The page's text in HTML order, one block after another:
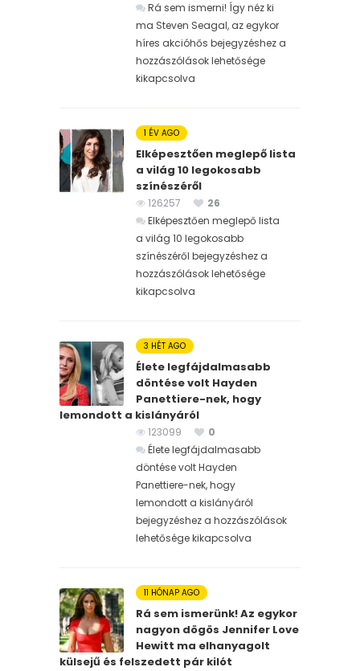
Rá sem ismerni! Így néz ki
ma Steven Seagal, az egykor
híres akcióhős bejegyzéshez a
hozzászólások lehetősége
kikapcsolva
1 ÉV AGO
Elképesztően meglepő lista
a világ 10 legokosabb
színészéről
126257
26
Elképesztően meglepő lista
a világ 10 legokosabb
színészéről bejegyzéshez a
hozzászólások lehetősége
kikapcsolva
3 HÉT AGO
Élete legfájdalmasabb
döntése volt Hayden
Panettiere-nek, hogy
lemondott a kislányáról
123099
0
Élete legfájdalmasabb
döntése volt Hayden
Panettiere-nek, hogy
lemondott a kislányáról
bejegyzéshez a hozzászólások
lehetősége kikapcsolva
11 HÓNAP AGO
Rá sem ismerünk! Az egykor
nagyon dögös Jennifer Love
Hewitt ma elhanyagolt
külsejű és felszedett pár kilót